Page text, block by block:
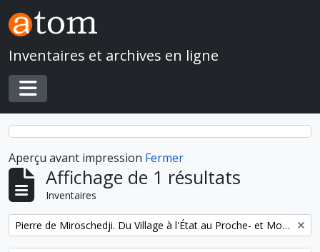
Skip to main content
Inventaires et archives en ligne
Toggle navigation
Aperçu avant impression Fermer
Affichage de 1 résultats
Inventaires
Remove filter: Pierre de Miroschedji. Du Village à l'État au Proche- et Moyen-Orient